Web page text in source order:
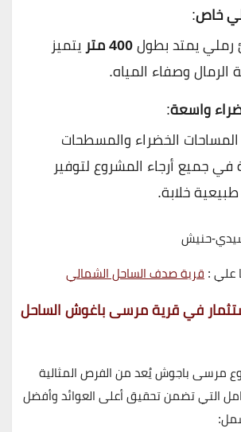
خاص:
يمتد بطول400 متر
يتميز
الرمال وصفاء المياه.
واسعة:
المساحات الخضراء والمسطحات
في جميع أرجاء المشروع لتوفير
خلابة.
علي :قرية صدف الساحل الشمالي
فيقرية مرسى باغوش الساحل
مرسى باجوشيُعد من الفرص المثالية
التي تضمن تحقيق أعلى العوائد وأفضل